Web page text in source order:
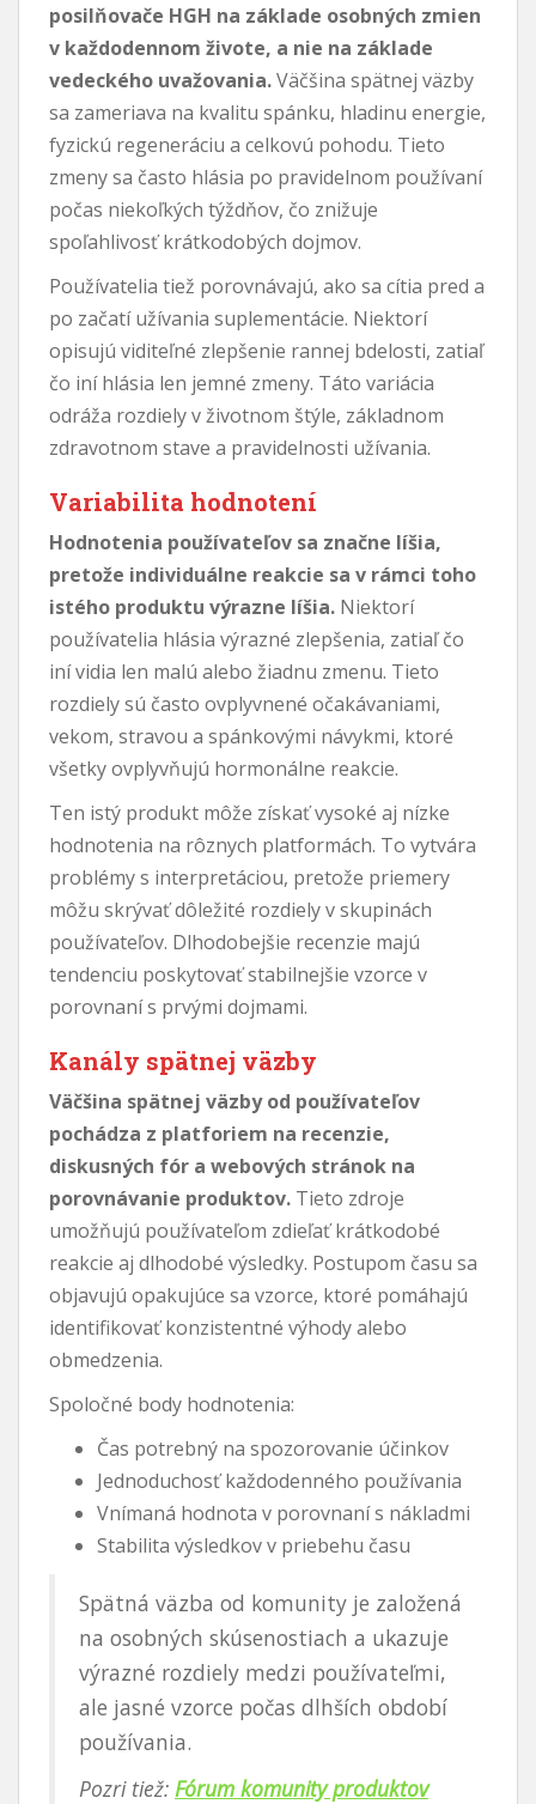
posilňovače HGH na základe osobných zmien
v každodennom živote, a nie na základe
vedeckého uvažovania.Väčšina spätnej väzby
sa zameriava na kvalitu spánku, hladinu energie,
fyzickú regeneráciu a celkovú pohodu. Tieto
zmeny sa často hlásia po pravidelnom používaní
počas niekoľkých týždňov, čo znižuje
spoľahlivosť krátkodobých dojmov.
Používatelia tiež porovnávajú, ako sa cítia pred a
po začatí užívania suplementácie. Niektorí
opisujú viditeľné zlepšenie rannej bdelosti, zatiaľ
čo iní hlásia len jemné zmeny. Táto variácia
odráža rozdiely v životnom štýle, základnom
zdravotnom stave a pravidelnosti užívania.
Variabilita hodnotení
Hodnotenia používateľov sa značne líšia,
pretože individuálne reakcie sa v rámci toho
istého produktu výrazne líšia. Niektorí
používatelia hlásia výrazné zlepšenia, zatiaľ čo
iní vidia len malú alebo žiadnu zmenu. Tieto
rozdiely sú často ovplyvnené očakávaniami,
vekom, stravou a spánkovými návykmi, ktoré
všetky ovplyvňujú hormonálne reakcie.
Ten istý produkt môže získať vysoké aj nízke
hodnotenia na rôznych platformách. To vytvára
problémy s interpretáciou, pretože priemery
môžu skrývať dôležité rozdiely v skupinách
používateľov. Dlhodobejšie recenzie majú
tendenciu poskytovať stabilnejšie vzorce v
porovnaní s prvými dojmami.
Kanály spätnej väzby
Väčšina spätnej väzby od používateľov
pochádza z platforiem na recenzie,
diskusných fór a webových stránok na
porovnávanie produktov. Tieto zdroje
umožňujú používateľom zdieľať krátkodobé
reakcie aj dlhodobé výsledky. Postupom času sa
objavujú opakujúce sa vzorce, ktoré pomáhajú
identifikovať konzistentné výhody alebo
obmedzenia.
Spoločné body hodnotenia:
Čas potrebný na spozorovanie účinkov
Jednoduchosť každodenného používania
Vnímaná hodnota v porovnaní s nákladmi
Stabilita výsledkov v priebehu času
Spätná väzba od komunity je založená
na osobných skúsenostiach a ukazuje
výrazné rozdiely medzi používateľmi,
ale jasné vzorce počas dlhších období
používania.
Pozri tiež: Fórum komunity produktov